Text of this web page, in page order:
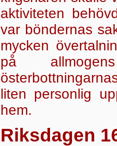
aktiviteten
var böndernas
mycken
på
liten personlig
hem.
Riksdagen